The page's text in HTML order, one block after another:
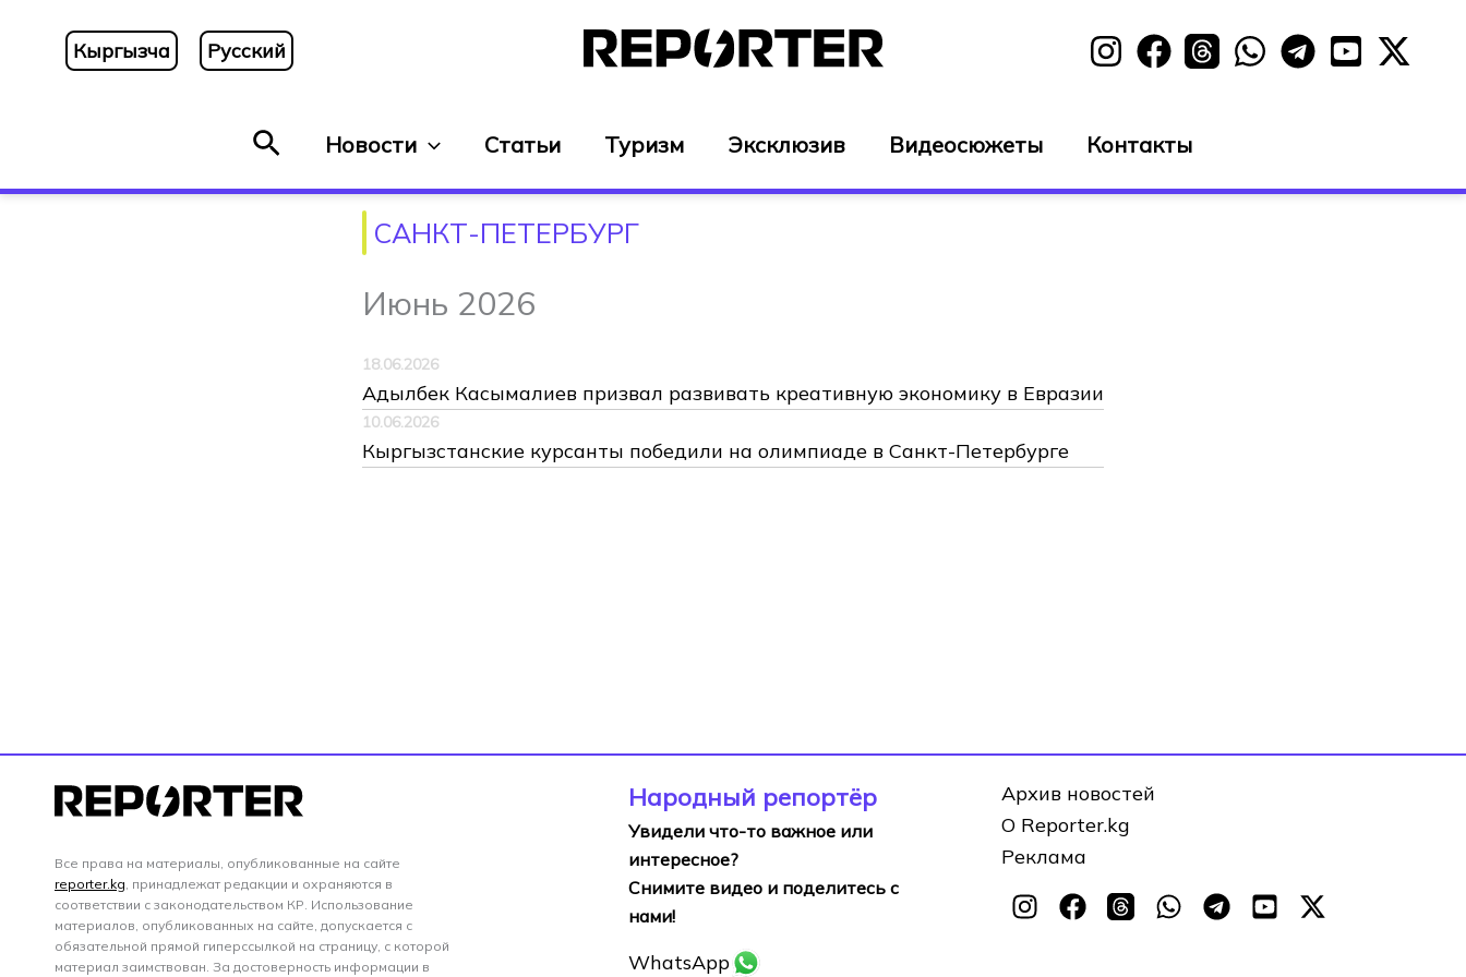
содержимому
Кыргызча Русский
ПоискНовости Статьи Туризм Эксклюзив Видеосюжеты Контакты
САНКТ-ПЕТЕРБУРГ
Июнь 2026
18.06.2026
Адылбек Касымалиев призвал развивать креативную экономику в Евразии
10.06.2026
Кыргызстанские курсанты победили на олимпиаде в Санкт-Петербурге
Все права на материалы, опубликованные на сайте
reporter.kg, принадлежат редакции и охраняются в
соответствии с законодательством КР. Использование
материалов, опубликованных на сайте, допускается с
обязательной прямой гиперссылкой на страницу, с которой
материал заимствован. За достоверность информации в
Народный репортёр
Увидели что-то важное или
интересное?
Снимите видео и поделитесь с
нами!
WhatsApp
Архив новостей
О Reporter.kg
Реклама